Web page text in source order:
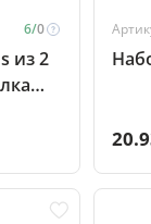
6/0
из 2